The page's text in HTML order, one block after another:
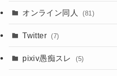
オンライン同人 (81)
Twitter (7)
pixiv愚痴スレ (5)